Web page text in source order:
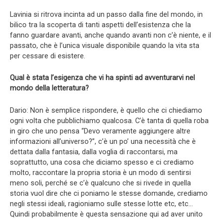
Lavinia si ritrova incinta ad un passo dalla fine del mondo, in
bilico tra la scoperta di tanti aspetti dell’esistenza che la
fanno guardare avanti, anche quando avanti non c’è niente, e il
passato, che è l’unica visuale disponibile quando la vita sta
per cessare di esistere.
Qual è stata l’esigenza che vi ha spinti ad avventurarvi nel
mondo della letteratura?
Dario: Non è semplice rispondere, è quello che ci chiediamo
ogni volta che pubblichiamo qualcosa. C’è tanta di quella roba
in giro che uno pensa “Devo veramente aggiungere altre
informazioni all’universo?”, c’è un po’ una necessità che è
dettata dalla fantasia, dalla voglia di raccontarsi, ma
soprattutto, una cosa che diciamo spesso e ci crediamo
molto, raccontare la propria storia è un modo di sentirsi
meno soli, perché se c’è qualcuno che si rivede in quella
storia vuol dire che ci poniamo le stesse domande, crediamo
negli stessi ideali, ragioniamo sulle stesse lotte etc, etc…
Quindi probabilmente è questa sensazione qui ad aver unito